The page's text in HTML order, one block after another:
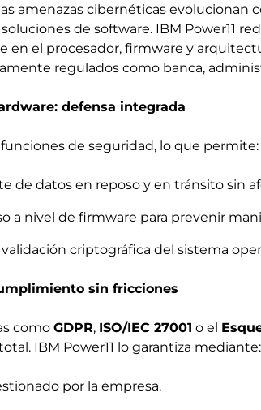
amenazas cibernéticas evolucionan
de software. IBM Power11
en el procesador, firmware y
regulados como banca,
defensa integrada
funciones de seguridad, lo que permite:
de datos en reposo y en tránsito sin
a nivel de firmware para prevenir
criptográfica del sistema
sin fricciones
como GDPR, ISO/IEC 27001 o el
IBM Power11 lo garantiza mediante:
por la empresa.